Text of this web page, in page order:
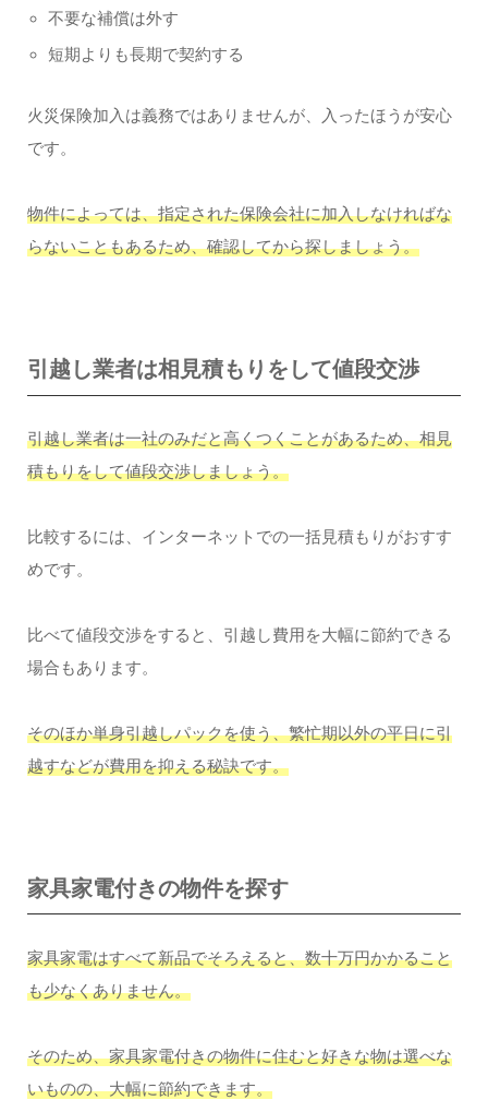
不要な補償は外す
短期よりも長期で契約する
火災保険加入は義務ではありませんが、入ったほうが安心
です。
物件によっては、指定された保険会社に加入しなければな
らないこともあるため、確認してから探しましょう。
引越し業者は相見積もりをして値段交渉
引越し業者は一社のみだと高くつくことがあるため、相見
積もりをして値段交渉しましょう。
比較するには、インターネットでの一括見積もりがおすす
めです。
比べて値段交渉をすると、引越し費用を大幅に節約できる
場合もあります。
そのほか単身引越しパックを使う、繁忙期以外の平日に引
越すなどが費用を抑える秘訣です。
家具家電付きの物件を探す
家具家電はすべて新品でそろえると、数十万円かかること
も少なくありません。
そのため、家具家電付きの物件に住むと好きな物は選べな
いものの、大幅に節約できます。